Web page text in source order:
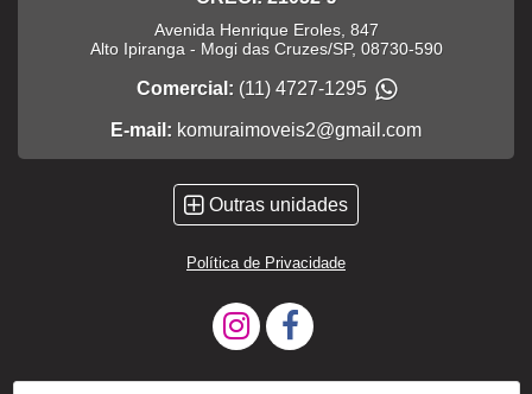
Avenida Henrique Eroles, 847
Alto Ipiranga - Mogi das Cruzes/SP, 08730-590
Comercial: (11) 4727-1295
E-mail: komuraimoveis2@gmail.com
Outras unidades
Política de Privacidade